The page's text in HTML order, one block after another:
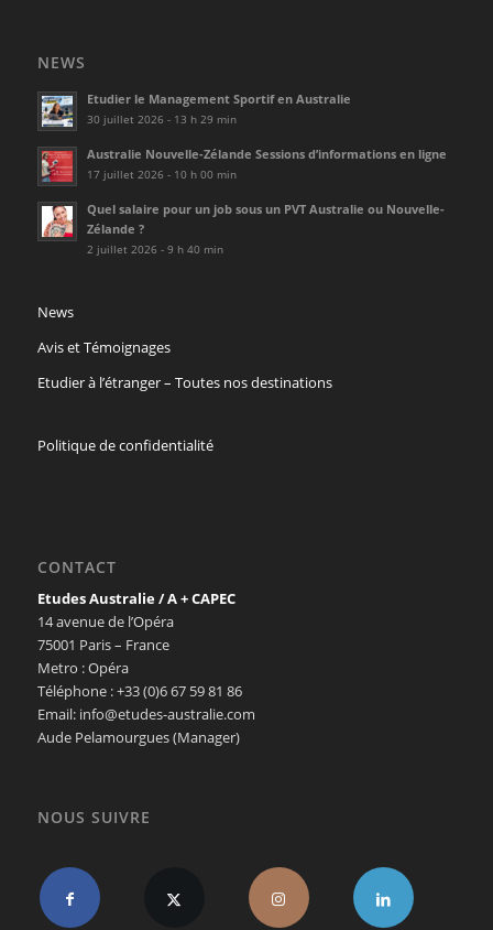
NEWS
Etudier le Management Sportif en Australie
30 juillet 2026 - 13 h 29 min
Australie Nouvelle-Zélande Sessions d’informations en ligne
17 juillet 2026 - 10 h 00 min
Quel salaire pour un job sous un PVT Australie ou Nouvelle-
Zélande ?
2 juillet 2026 - 9 h 40 min
News
Avis et Témoignages
Etudier à l’étranger – Toutes nos destinations
Politique de confidentialité
CONTACT
Etudes Australie / A + CAPEC
14 avenue de l’Opéra
75001 Paris – France
Metro : Opéra
Téléphone : +33 (0)6 67 59 81 86
Email: info@etudes-australie.com
Aude Pelamourgues (Manager)
NOUS SUIVRE